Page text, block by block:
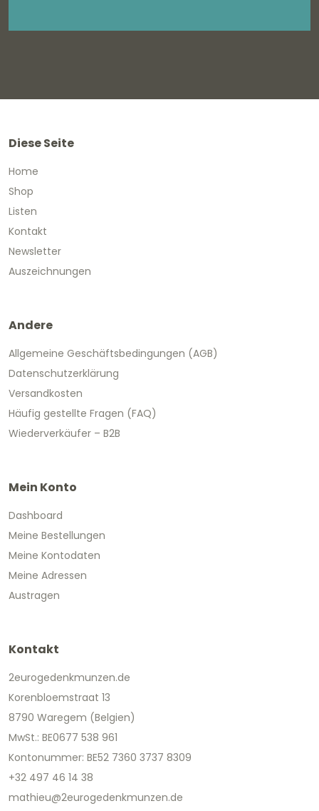
Diese Seite
Home
Shop
Listen
Kontakt
Newsletter
Auszeichnungen
Andere
Allgemeine Geschäftsbedingungen (AGB)
Datenschutzerklärung
Versandkosten
Häufig gestellte Fragen (FAQ)
Wiederverkäufer – B2B
Mein Konto
Dashboard
Meine Bestellungen
Meine Kontodaten
Meine Adressen
Austragen
Kontakt
2eurogedenkmunzen.de
Korenbloemstraat 13
8790 Waregem (Belgien)
MwSt.: BE0677 538 961
Kontonummer: BE52 7360 3737 8309
+32 497 46 14 38
mathieu@2eurogedenkmunzen.de